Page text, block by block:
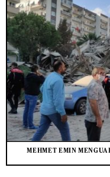
MEHMET EMIN